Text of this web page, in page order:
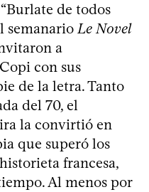
de todos
semanarioLe Novel
a
con sus
de la letra. Tanto
del 70, el
la convirtió en
que superó los
francesa,
Al menos por